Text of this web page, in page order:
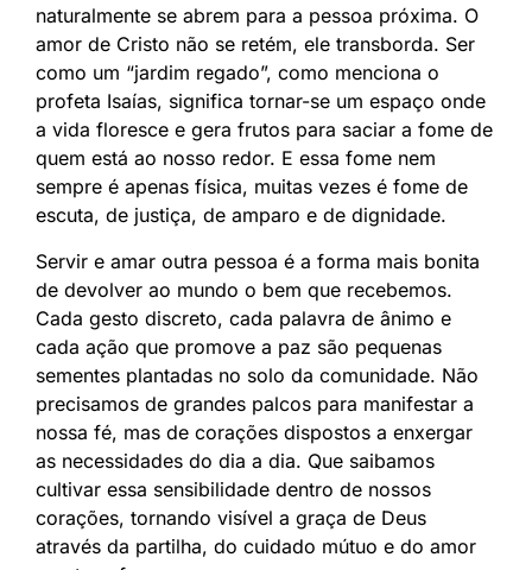
naturalmente se abrem para a pessoa próxima. O
amor de Cristo não se retém, ele transborda. Ser
como um “jardim regado”, como menciona o
profeta Isaías, significa tornar-se um espaço onde
a vida floresce e gera frutos para saciar a fome de
quem está ao nosso redor. E essa fome nem
sempre é apenas física, muitas vezes é fome de
escuta, de justiça, de amparo e de dignidade.
Servir e amar outra pessoa é a forma mais bonita
de devolver ao mundo o bem que recebemos.
Cada gesto discreto, cada palavra de ânimo e
cada ação que promove a paz são pequenas
sementes plantadas no solo da comunidade. Não
precisamos de grandes palcos para manifestar a
nossa fé, mas de corações dispostos a enxergar
as necessidades do dia a dia. Que saibamos
cultivar essa sensibilidade dentro de nossos
corações, tornando visível a graça de Deus
através da partilha, do cuidado mútuo e do amor